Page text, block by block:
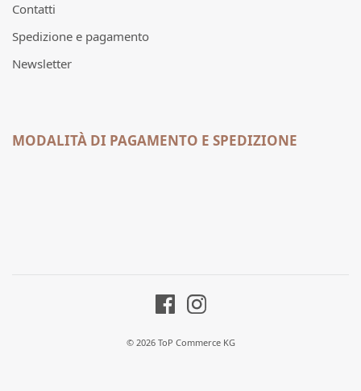
Contatti
Spedizione e pagamento
Newsletter
MODALITÀ DI PAGAMENTO E SPEDIZIONE
© 2026 ToP Commerce KG